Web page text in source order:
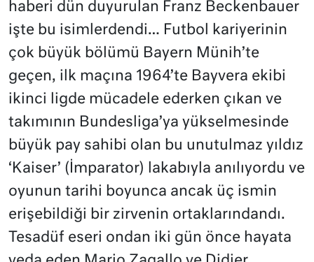
haberi dün duyurulan Franz Beckenbauer
işte bu isimlerdendi… Futbol kariyerinin
çok büyük bölümü Bayern Münih’te
geçen, ilk maçına 1964’te Bayvera ekibi
ikinci ligde mücadele ederken çıkan ve
takımının Bundesliga’ya yükselmesinde
büyük pay sahibi olan bu unutulmaz yıldız
‘Kaiser’ (İmparator) lakabıyla anılıyordu ve
oyunun tarihi boyunca ancak üç ismin
erişebildiği bir zirvenin ortaklarındandı.
Tesadüf eseri ondan iki gün önce hayata